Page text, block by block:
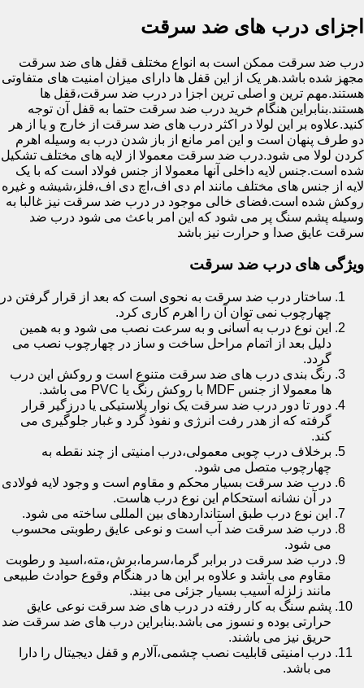
اجزای درب های ضد سرقت
درب ضد سرقت ممکن است به انواع مختلف قفل های ضد سرقت
مجهز شده باشد.هر یک از این قفل ها دارای میزان امنیت های متفاوتی
هستند.مهم ترین و اصلی ترین اجزا در درب ضد سرقت،قفل ها
هستند.بنابراین هنگام خرید درب ضد سرقت حتما به قفل آن توجه
کنید.علاوه بر این لولا در اکثر درب های ضد سرقت از خارج و یا از هر
دو طرف پنهان است و این امر مانع از باز شدن درب به وسیله اهرم
کردن لولا می شود.درب ضد سرقت معمولا از لایه های مختلف تشکیل
شده است.جنس لایه داخلی آنها معمولا از جنس فولاد است که با یک
لایه از جنس های مختلف مانند ام دی اف،اچ دی اف،فلز،شیشه و غیره
روکش شده است.فضای خالی موجود در درب ضد سرقت نیز غالبا به
وسیله پشم سنگ پر می شود که این امر باعث می شود درب ضد
سرقت عایق صدا و حرارت نیز باشد
ویژگی های درب ضد سرقت
ساختار درب ضد سرقت به نحوی است که بعد از قرار گرفتن در
چهارچوب نمی توان آن را اهرم کاری کرد.
این نوع درب به آسانی و به سرعت نصب می شود و به همین
دلیل بعد از اتمام مراحل ساخت و ساز در چهارچوب نصب می
گردد.
رنگ بندی درب های ضد سرقت متنوع است و روکش این درب
ها معمولا از جنس MDF با روکش رنگ یا PVC می باشد.
دور تا دور درب ضد سرقت یک نوار پلاستیکی یا درزگیر قرار
گرفته که از هدر رفت انرژی و نفوذ گرد و غبار جلوگیری می
کند.
برخلاف درب چوبی معمولی،درب امنیتی از چند نقطه به
چهارچوب متصل می شود.
درب ضد سرقت بسیار محکم و مقاوم است و وجود لایه فولادی
در آن نشانه استحکام این نوع درب هاست.
این نوع درب طبق استانداردهای بین المللی ساخته می شود.
درب ضد سرقت ضد آب است و نوعی عایق رطوبتی محسوب
می شود.
درب ضد سرقت در برابر گرما،سرما،برش،مته،اسید و رطوبت
مقاوم می باشد و علاوه بر این ها در هنگام وقوع حوادث طبیعی
مانند زلزله آسیب بسیار جزئی می بیند.
پشم سنگ به کار رفته در درب های ضد سرقت نوعی عایق
حرارتی بوده و نسوز می باشد.بنابراین درب های ضد سرقت ضد
حریق نیز می باشند.
درب امنیتی قابلیت نصب چشمی،آلارم و قفل دیجیتال را دارا
می باشد.